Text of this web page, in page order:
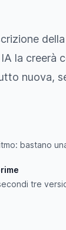
la creerà
nuova,
bastano
tre